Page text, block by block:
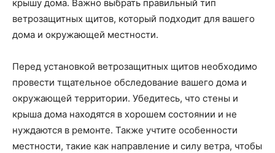
крышу дома. Важно выбрать правильный тип
ветрозащитных щитов, который подходит для вашего
дома и окружающей местности.
Перед установкой ветрозащитных щитов необходимо
провести тщательное обследование вашего дома и
окружающей территории. Убедитесь, что стены и
крыша дома находятся в хорошем состоянии и не
нуждаются в ремонте. Также учтите особенности
местности, такие как направление и силу ветра, чтобы